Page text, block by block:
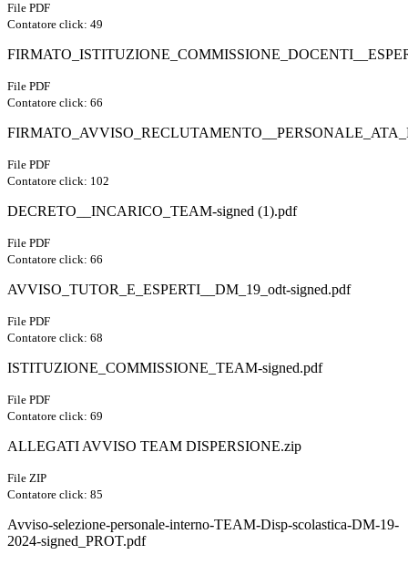
File PDF
Contatore click: 49
File PDF
Contatore click: 66
File PDF
Contatore click: 102
DECRETO__INCARICO_TEAM-signed (1).pdf
File PDF
Contatore click: 66
AVVISO_TUTOR_E_ESPERTI__DM_19_odt-signed.pdf
File PDF
Contatore click: 68
ISTITUZIONE_COMMISSIONE_TEAM-signed.pdf
File PDF
Contatore click: 69
ALLEGATI AVVISO TEAM DISPERSIONE.zip
File ZIP
Contatore click: 85
Avviso-selezione-personale-interno-TEAM-Disp-scolastica-DM-19-
2024-signed_PROT.pdf